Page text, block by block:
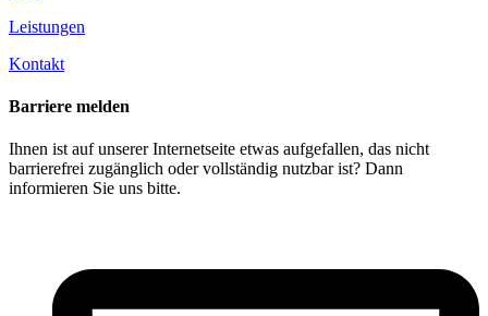
Leistungen
Kontakt
Barriere melden
Ihnen ist auf unserer Internetseite etwas aufgefallen, das nicht
barrierefrei zugänglich oder vollständig nutzbar ist? Dann
informieren Sie uns bitte.